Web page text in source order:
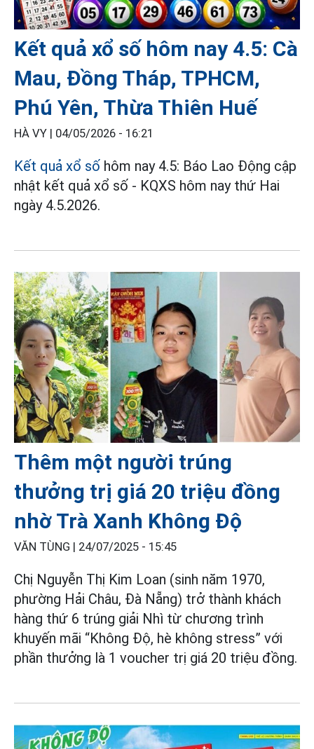
Kết quả xổ số hôm nay 4.5: Cà
Mau, Đồng Tháp, TPHCM,
Phú Yên, Thừa Thiên Huế
HÀ VY | 04/05/2026 - 16:21
Kết quả xổ số hôm nay 4.5: Báo Lao Động cập
nhật kết quả xổ số - KQXS hôm nay thứ Hai
ngày 4.5.2026.
Thêm một người trúng
thưởng trị giá 20 triệu đồng
nhờ Trà Xanh Không Độ
VĂN TÙNG | 24/07/2025 - 15:45
Chị Nguyễn Thị Kim Loan (sinh năm 1970,
phường Hải Châu, Đà Nẵng) trở thành khách
hàng thứ 6 trúng giải Nhì từ chương trình
khuyến mãi “Không Độ, hè không stress” với
phần thưởng là 1 voucher trị giá 20 triệu đồng.